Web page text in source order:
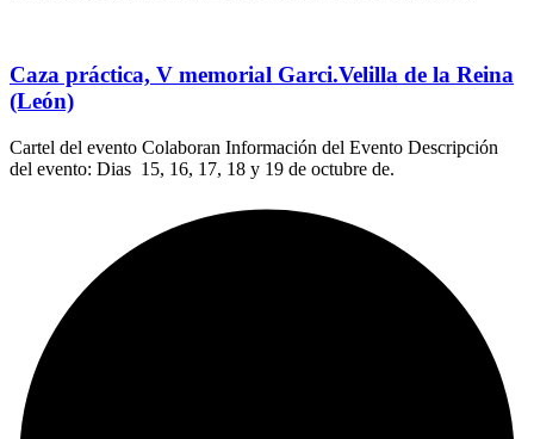
Caza práctica, V memorial Garci.Velilla de la Reina
(León)
Cartel del evento Colaboran Información del Evento Descripción
del evento: Dias 15, 16, 17, 18 y 19 de octubre de.